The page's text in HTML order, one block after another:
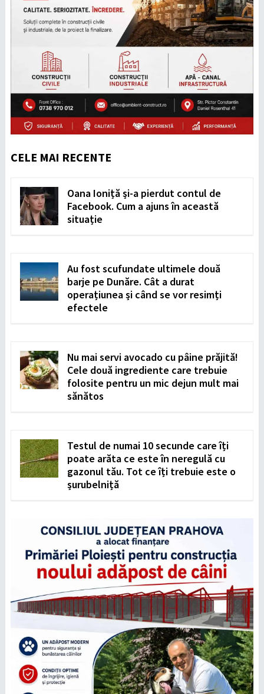
CELE MAI RECENTE
Oana Ioniță și-a pierdut contul de
Facebook. Cum a ajuns în această
situație
Au fost scufundate ultimele două
barje pe Dunăre. Cât a durat
operațiunea și când se vor resimți
efectele
Nu mai servi avocado cu pâine prăjită!
Cele două ingrediente care trebuie
folosite pentru un mic dejun mult mai
sănătos
Testul de numai 10 secunde care îți
poate arăta ce este în neregulă cu
gazonul tău. Tot ce îți trebuie este o
șurubelniță